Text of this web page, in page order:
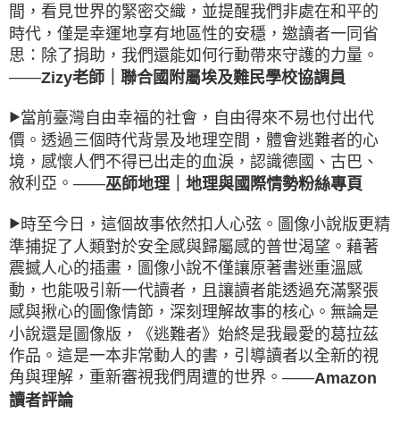
間，看見世界的緊密交織，並提醒我們非處在和平的
時代，僅是幸運地享有地區性的安穩，邀讀者一同省
思：除了捐助，我們還能如何行動帶來守護的力量。
——Zizy老師｜聯合國附屬埃及難民學校協調員
▶當前臺灣自由幸福的社會，自由得來不易也付出代
價。透過三個時代背景及地理空間，體會逃難者的心
境，感懷人們不得已出走的血淚，認識德國、古巴、
敘利亞。——巫師地理｜地理與國際情勢粉絲專頁
▶ 時至今日，這個故事依然扣人心弦。圖像小說版更精
準捕捉了人類對於安全感與歸屬感的普世渴望。藉著
震撼人心的插畫，圖像小說不僅讓原著書迷重溫感
動，也能吸引新一代讀者，且讓讀者能透過充滿緊張
感與揪心的圖像情節，深刻理解故事的核心。無論是
小說還是圖像版，《逃難者》始終是我最愛的葛拉茲
作品。這是一本非常動人的書，引導讀者以全新的視
角與理解，重新審視我們周遭的世界。——Amazon
讀者評論